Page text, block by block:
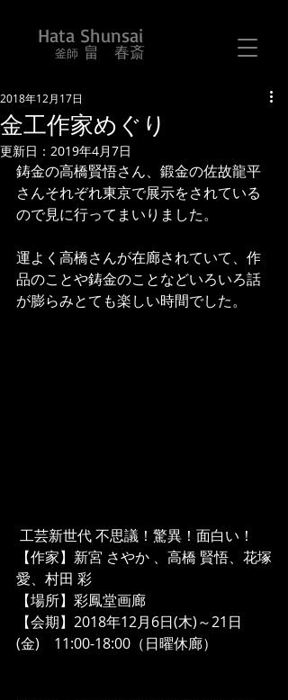
Hata Shunsai
​ 釜師 畠 春斎
金工作家めぐり
2018年12月17日
更新日： 2019年4月7日
鋳金の高橋賢悟さん、鍛金の佐故龍平
さんそれぞれ東京で展示をされている
ので見に行ってまいりました。
運よく高橋さんが在廊されていて、作
品のことや鋳金のことなどいろいろ話
が膨らみとても楽しい時間でした。
工芸新世代 不思議！驚異！面白い！
【作家】新宮 さやか 、高橋 賢悟、花塚
愛、村田 彩
【場所】彩鳳堂画廊
【会期】2018年12月6日(木)～21日
(金)　11:00-18:00（日曜休廊）